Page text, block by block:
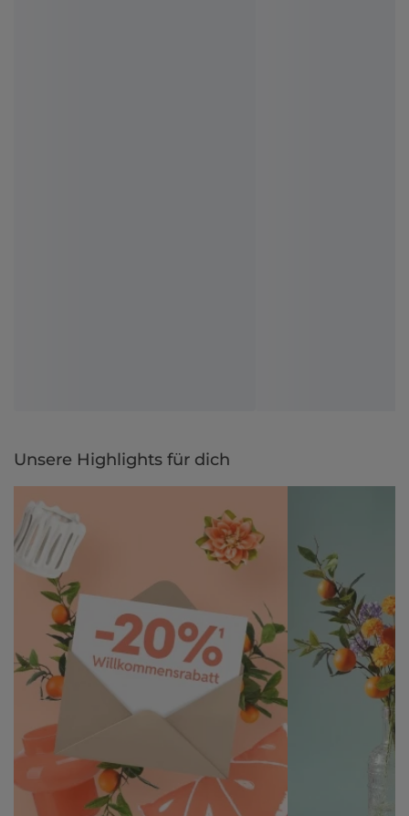
Unsere Highlights für dich